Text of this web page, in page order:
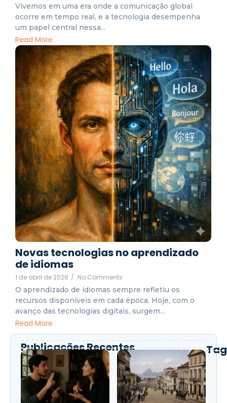
Vivemos em uma era onde a comunicação global
ocorre em tempo real, e a tecnologia desempenha
um papel central nessa...
Read More
Novas tecnologias no aprendizado
de idiomas
1 de abril de 2026 / No Comments
O aprendizado de idiomas sempre refletiu os
recursos disponíveis em cada época. Hoje, com o
avanço das tecnologias digitais, surgem...
Read More
Publicações Recentes